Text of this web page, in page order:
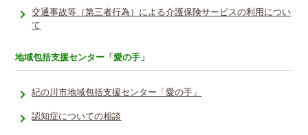
交通事故等（第三者行為）による介護保険サービスの利用につい
て
地域包括支援センター「愛の手」
紀の川市地域包括支援センター「愛の手」
認知症についての相談